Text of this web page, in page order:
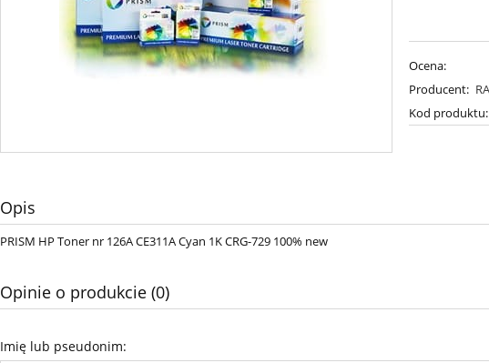
Ocena:
Producent:
Kod produktu:
Opis
PRISM HP Toner nr 126A CE311A Cyan 1K CRG-729 100% new
Opinie o produkcie (0)
Imię lub pseudonim: